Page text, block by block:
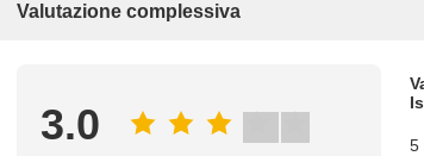
Valutazione complessiva
3.0
5